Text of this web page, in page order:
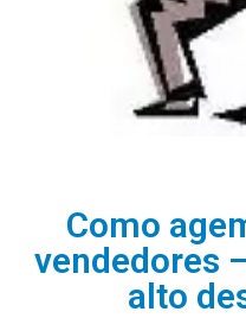
Como
vendedores
alto